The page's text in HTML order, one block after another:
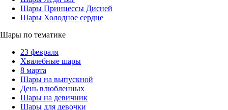
Шары Принцессы Дисней
Шары Холодное сердце
Шары по тематике
23 февраля
Хвалебные шары
8 марта
Шары на выпускной
День влюбленных
Шары на девичник
Шары для девочки